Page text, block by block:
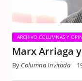
ARCHIVO COLUMNAS Y
Marx Arriaga
By Columna Invitada